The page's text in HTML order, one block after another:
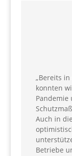
„Bereits
konnten
Auch in
Betriebe